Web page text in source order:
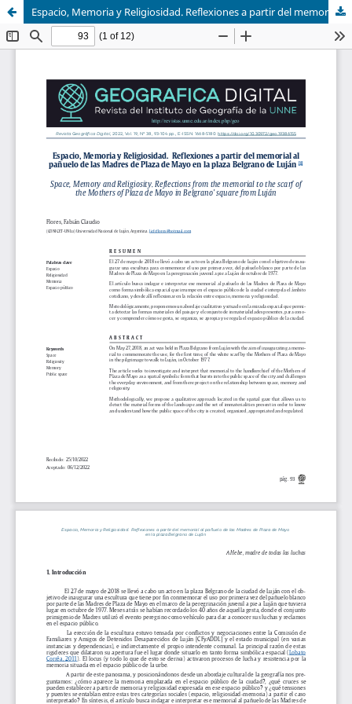
Espacio, Memoria y Religiosidad. Reflexiones a partir del memorial al pañuelo de las Madres de Plaza de Mayo en la plaza Belgrano de Luján